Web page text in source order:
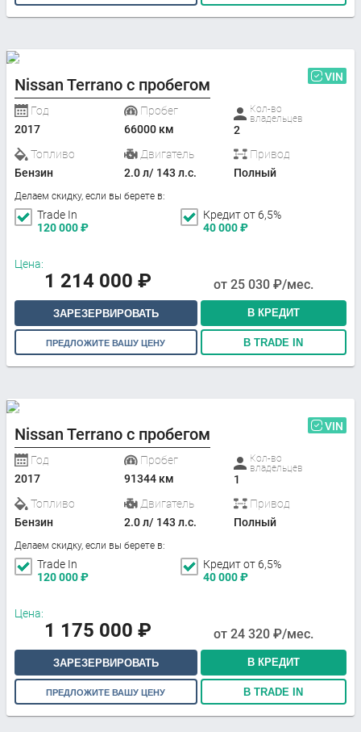
Nissan Terrano с пробегом VIN
Год
2017
Пробег
66000 км
Кол-во
владельцев
2
Топливо
Бензин
Двигатель
2.0 л/ 143 л.с.
Привод
Полный
Делаем скидку, если вы берете в:
Trade In
120 000₽
Кредит от 6,5%
40 000₽
Цена:
1 214 000 ₽ от 25 030 ₽/мес.
ЗАРЕЗЕРВИРОВАТЬ В КРЕДИТ
ПРЕДЛОЖИТЕ ВАШУ ЦЕНУ В TRADE IN
Nissan Terrano с пробегом VIN
Год
2017
Пробег
91344 км
Кол-во
владельцев
1
Топливо
Бензин
Двигатель
2.0 л/ 143 л.с.
Привод
Полный
Делаем скидку, если вы берете в:
Trade In
120 000₽
Кредит от 6,5%
40 000₽
Цена:
1 175 000 ₽ от 24 320 ₽/мес.
ЗАРЕЗЕРВИРОВАТЬ В КРЕДИТ
ПРЕДЛОЖИТЕ ВАШУ ЦЕНУ В TRADE IN